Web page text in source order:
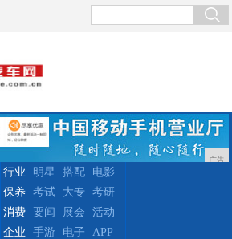
广告
行业 明星 搭配
电影
保养
考试 大专
考研
消费 要闻 展会
活动
企业
手游 电子
APP